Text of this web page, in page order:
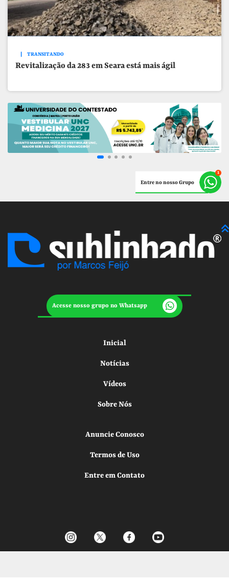
TRANSITANDO
Revitalização da 283 em Seara está mais ágil
Entre no nosso Grupo
Acesse nosso grupo no Whatsapp
Inicial
Notícias
Vídeos
Sobre Nós
Anuncie Conosco
Termos de Uso
Entre em Contato